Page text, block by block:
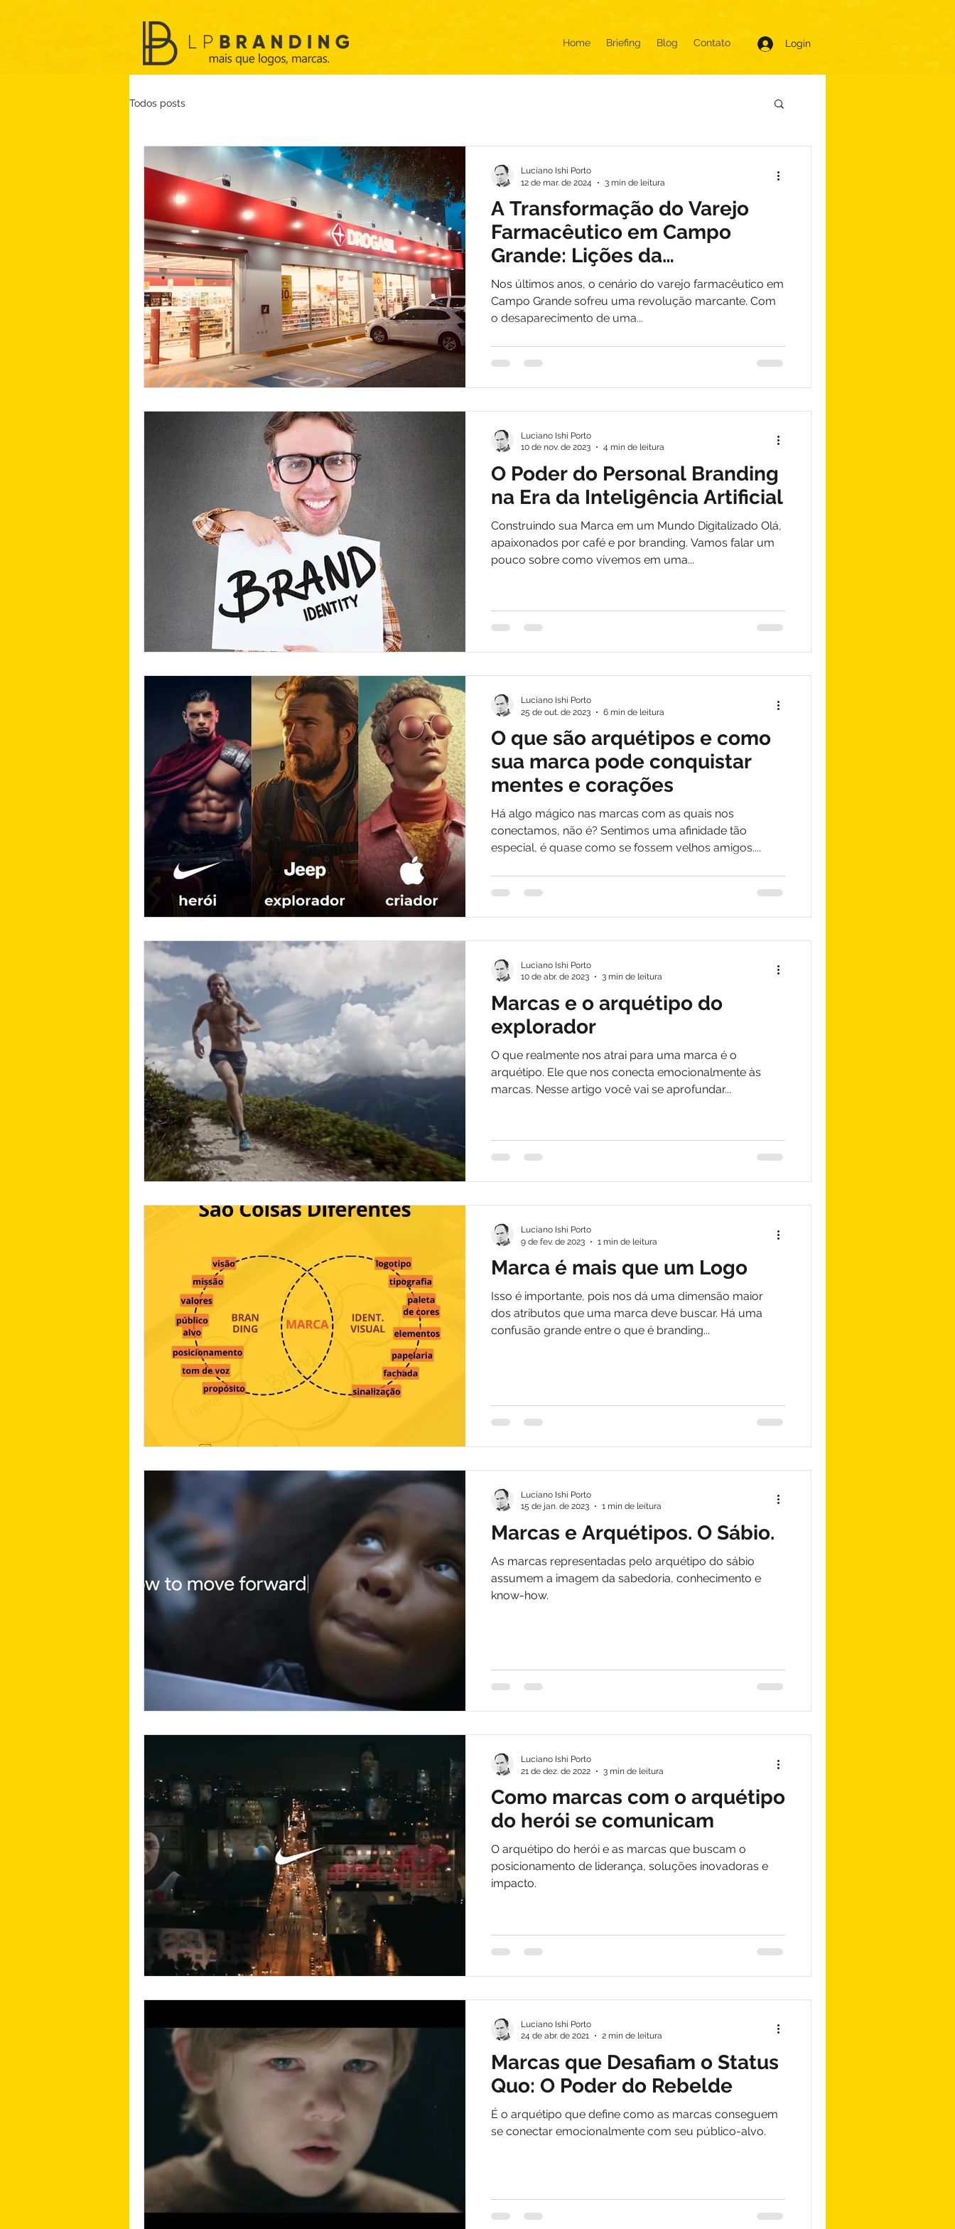
Home Briefing Blog Contato Login
Todos posts
A Transformação do Varejo
Farmacêutico em Campo
Grande: Lições da
Concorrência e Evolução
Nos últimos anos, o cenário do varejo farmacêutico em
Campo Grande sofreu uma revolução marcante. Com
o desaparecimento de uma...
Luciano Ishi Porto
12 de mar. de 2024
3 min de leitura
O Poder do Personal Branding
na Era da Inteligência Artificial
Construindo sua Marca em um Mundo Digitalizado Olá,
apaixonados por café e por branding. Vamos falar um
pouco sobre como vivemos em uma...
Luciano Ishi Porto
10 de nov. de 2023
4 min de leitura
O que são arquétipos e como
sua marca pode conquistar
mentes e corações
Há algo mágico nas marcas com as quais nos
conectamos, não é? Sentimos uma afinidade tão
especial, é quase como se fossem velhos amigos....
Luciano Ishi Porto
25 de out. de 2023
6 min de leitura
Marcas e o arquétipo do
explorador
O que realmente nos atrai para uma marca é o
arquétipo. Ele que nos conecta emocionalmente às
marcas. Nesse artigo você vai se aprofundar...
Luciano Ishi Porto
10 de abr. de 2023
3 min de leitura
Marca é mais que um Logo
Isso é importante, pois nos dá uma dimensão maior
dos atributos que uma marca deve buscar. Há uma
confusão grande entre o que é branding...
Luciano Ishi Porto
9 de fev. de 2023
1 min de leitura
Marcas e Arquétipos. O Sábio.
As marcas representadas pelo arquétipo do sábio
assumem a imagem da sabedoria, conhecimento e
know-how.
Luciano Ishi Porto
15 de jan. de 2023
1 min de leitura
Como marcas com o arquétipo
do herói se comunicam
O arquétipo do herói e as marcas que buscam o
posicionamento de liderança, soluções inovadoras e
impacto.
Luciano Ishi Porto
21 de dez. de 2022
3 min de leitura
Marcas que Desafiam o Status
Quo: O Poder do Rebelde
É o arquétipo que define como as marcas conseguem
se conectar emocionalmente com seu público-alvo.
Luciano Ishi Porto
24 de abr. de 2021
2 min de leitura